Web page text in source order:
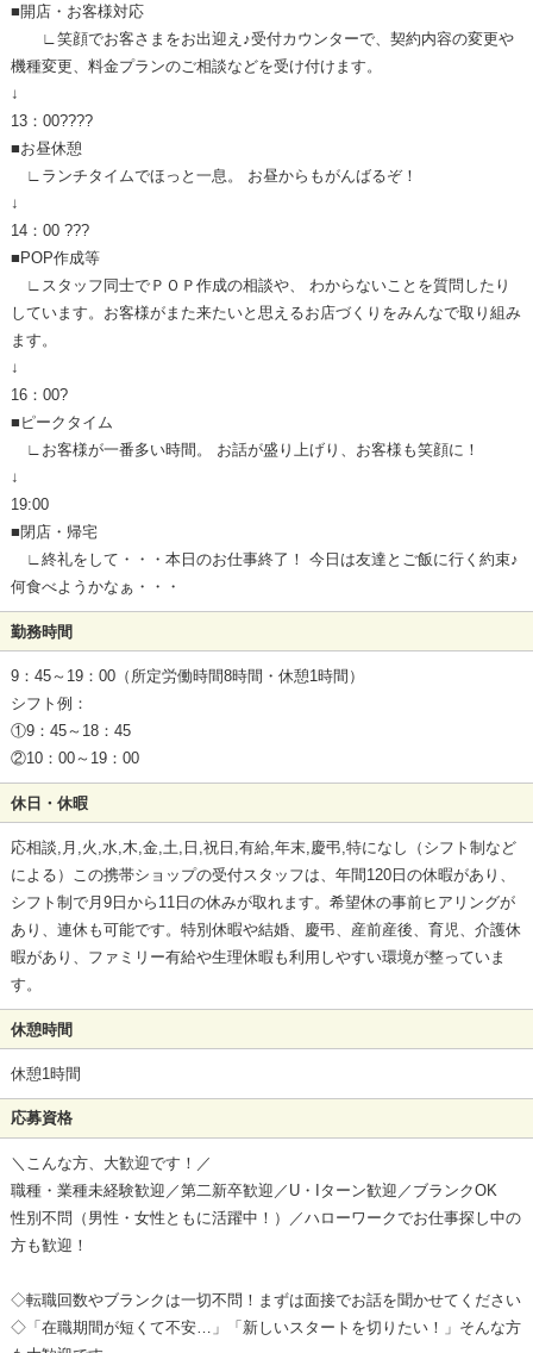
■開店・お客様対応
∟笑顔でお客さまをお出迎え♪受付カウンターで、契約内容の変更や
機種変更、料金プランのご相談などを受け付けます。
↓
13：00????
■お昼休憩
∟ランチタイムでほっと一息。 お昼からもがんばるぞ！
↓
14：00 ???
■POP作成等
∟スタッフ同士でＰＯＰ作成の相談や、 わからないことを質問したり
しています。お客様がまた来たいと思えるお店づくりをみんなで取り組み
ます。
↓
16：00?
■ピークタイム
∟お客様が一番多い時間。 お話が盛り上げり、お客様も笑顔に！
↓
19:00
■閉店・帰宅
∟終礼をして・・・本日のお仕事終了！ 今日は友達とご飯に行く約束♪
何食べようかなぁ・・・
勤務時間
9：45～19：00（所定労働時間8時間・休憩1時間）
シフト例：
①9：45～18：45
②10：00～19：00
休日・休暇
応相談,月,火,水,木,金,土,日,祝日,有給,年末,慶弔,特になし（シフト制など
による）この携帯ショップの受付スタッフは、年間120日の休暇があり、
シフト制で月9日から11日の休みが取れます。希望休の事前ヒアリングが
あり、連休も可能です。特別休暇や結婚、慶弔、産前産後、育児、介護休
暇があり、ファミリー有給や生理休暇も利用しやすい環境が整っていま
す。
休憩時間
休憩1時間
応募資格
＼こんな方、大歓迎です！／
職種・業種未経験歓迎／第二新卒歓迎／U・Iターン歓迎／ブランクOK
性別不問（男性・女性ともに活躍中！）／ハローワークでお仕事探し中の
方も歓迎！
◇転職回数やブランクは一切不問！まずは面接でお話を聞かせてください
◇「在職期間が短くて不安…」「新しいスタートを切りたい！」そんな方